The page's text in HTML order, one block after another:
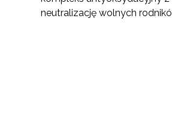
neutralizację wolnych